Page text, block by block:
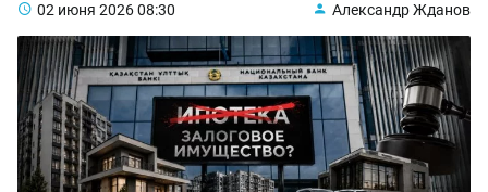
02 июня 202608:30 Александр Жданов